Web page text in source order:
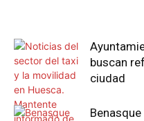
buscan
ciudad